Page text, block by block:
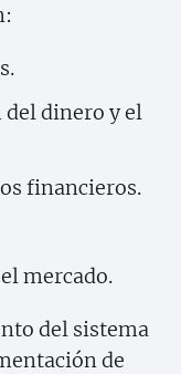
dinero y el
financieros.
mercado.
del sistema
de